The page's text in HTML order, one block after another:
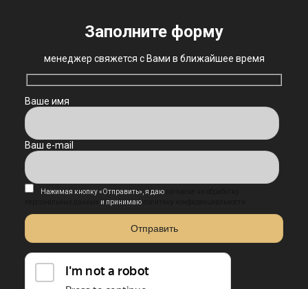
Заполните форму
менеджер свяжется с Вами в ближайшее время
Ваше имя
Ваш e-mail
Нажимая кнопку «Отправить», я даю
и принимаю